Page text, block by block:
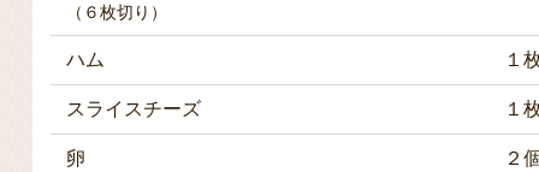
（６枚切り）
ハム １
スライスチーズ １
卵 ２